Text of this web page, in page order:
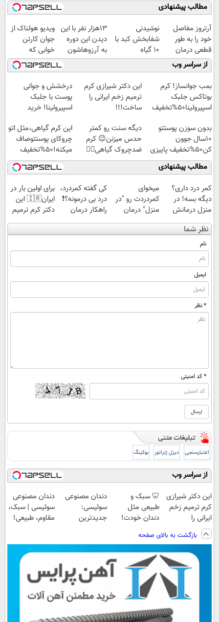
مطالب پیشنهادی
آرتروز مفاصل
خود را به طور
قطعی درمان
کنید!
◗پرسش‌نامه◖
نوشیدنی
شفابخش کبد با
10 گیاه
موثر(تخفیف تا
امشب)
13هزار نفر با این
دیدن این دوره
به آرزوهاشون
رسیدن | ثبت‌‌نام
رایگان
ویدیو هولناک از
جوان کارتن
خوابی که
میلیاردر شد.
آموزش رایگان
از سراسر وب
بمب جوانساز! کرم
بوتاکس جلبک
اسپیرولینا50%تخفیف
این دکتر شیرازی کرم
ترمیم زخم ایرانی را
ساخت!!!
درخشش و جوانی
پوست با جلبک
اسپیرولینا! خرید
بدون سوزن پوستتو
10سال جوون
کن50%تخفیف پاییزی
دیگه سنت رو کمتر
حدس میزنن😉 کرم
ضدچروک گیاهی👈🏻
45%تخفیف
این کرم گیاهی،مثل اتو
چروکای پوستتوصاف
میکنه!50%تخفیف
مطالب پیشنهادی
کمر درد داری؟
دیگه بسه! در
منزل درمانش
کن
(◀پرسش‌نامه)
میخوای
کمردردت رو "در
منزل" درمان
کنی؟ (◂فیلم +
کی گفته کمردرد،
درد بی درمونه؟❗
راهکار درمان
+پرسشنامه
برای اولین بار در
ایران🇮🇷 این
دکتر کرم ترمیم
کننده 23 روزه
نظر شما
نام
ایمیل
* نظر
* کد امنیتی
اعتبارسنجی دیزل ژنراتور بوکینگ
از سراسر وب
این دکتر شیرازی
کرم ترمیم زخم
ایرانی را
ساخت!!!
🦷 سبک و
طبیعی مثل
دندان خودت!
پرداخت اقساطی
💳 📍 تهران
دندان مصنوعی
سوئیسی:
جدیدترین
پرداخت قسطی
دندان مصنوعی
سوئیسی | سبک،
مقاوم، طبیعی!
اقساطی😍
بازگشت به بالای صفحه